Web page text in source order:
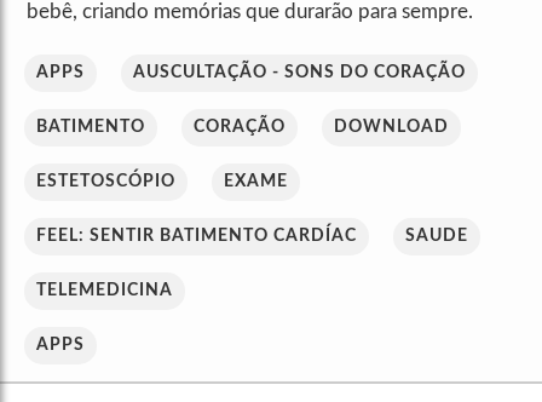
bebê, criando memórias que durarão para sempre.
APPS AUSCULTAÇÃO - SONS DO CORAÇÃO
BATIMENTO CORAÇÃO DOWNLOAD
ESTETOSCÓPIO EXAME
FEEL: SENTIR BATIMENTO CARDÍAC SAUDE
TELEMEDICINA
APPS